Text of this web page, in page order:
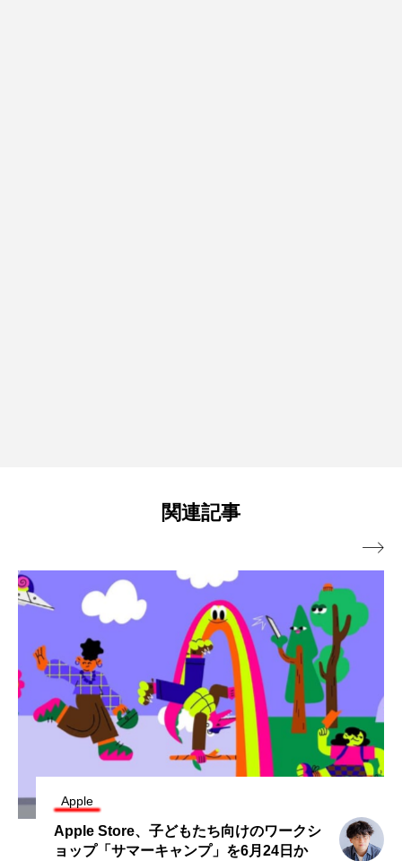
関連記事
Apple
Apple Store、子どもたち向けのワークシ
ョップ「サマーキャンプ」を6月24日か
